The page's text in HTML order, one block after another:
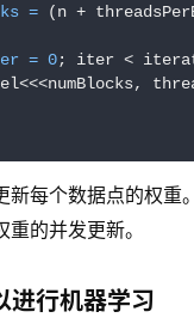
= (n +
= 0; iter <
新每个数据点的权重
的并发更新。
进行机器学习